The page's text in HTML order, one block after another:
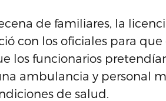
de familiares, la
con los oficiales para
los funcionarios
ambulancia y personal
de salud.